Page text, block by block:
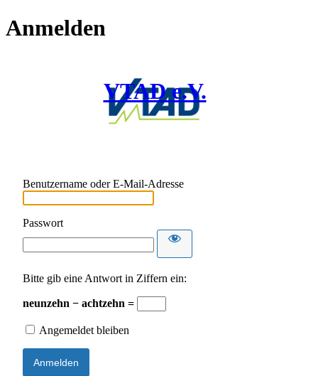
Anmelden
VTAD e.V.
Benutzername oder E-Mail-Adresse
Passwort
Bitte gib eine Antwort in Ziffern ein:
neunzehn − achtzehn =
Angemeldet bleiben